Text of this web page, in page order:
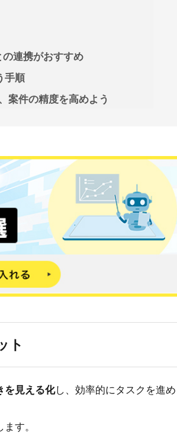
連携がおすすめ
手順
案件の精度を高めよう
ト
を見える化し、効率的にタスクを進め
す。